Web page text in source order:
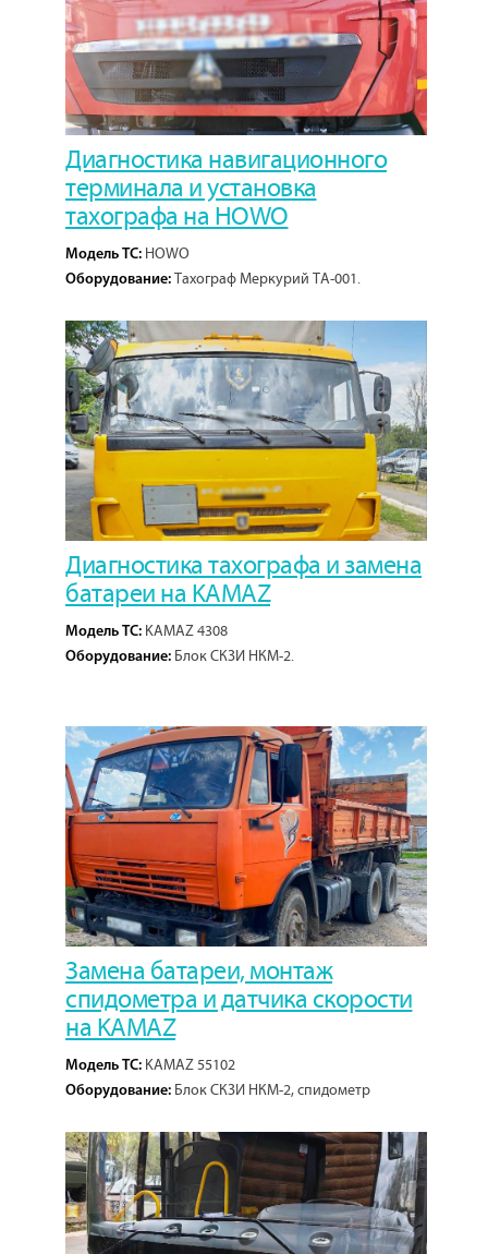
Диагностика навигационного
терминала и установка
тахографа на HOWO
Модель ТС: HOWO
Оборудование: Тахограф Меркурий ТА-001.
Диагностика тахографа и замена
батареи на KAMAZ
Модель ТС: KAMAZ 4308
Оборудование: Блок СКЗИ НКМ-2.
Замена батареи, монтаж
спидометра и датчика скорости
на KAMAZ
Модель ТС: KAMAZ 55102
Оборудование: Блок СКЗИ НКМ-2, спидометр
датчика скорости.